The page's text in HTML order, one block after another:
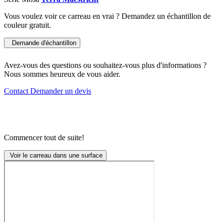
Vous voulez voir ce carreau en vrai ? Demandez un échantillon de
couleur gratuit.
Demande d'échantillon
Avez-vous des questions ou souhaitez-vous plus d'informations ?
Nous sommes heureux de vous aider.
Contact Demander un devis
Commencer tout de suite!
Voir le carreau dans une surface